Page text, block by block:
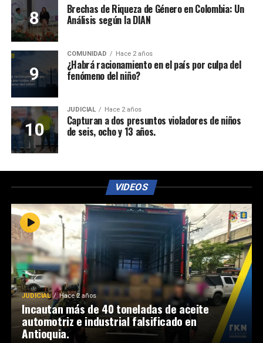
Brechas de Riqueza de Género en Colombia: Un
Análisis según la DIAN
COMUNIDAD Hace 2 años
¿Habrá racionamiento en el país por culpa del
fenómeno del niño?
JUDICIAL Hace 2 años
Capturan a dos presuntos violadores de niños
de seis, ocho y 13 años.
VIDEOS
JUDICIAL Hace 2 años
Incautan más de 40 toneladas de aceite
automotriz e industrial falsificado en
Antioquia.